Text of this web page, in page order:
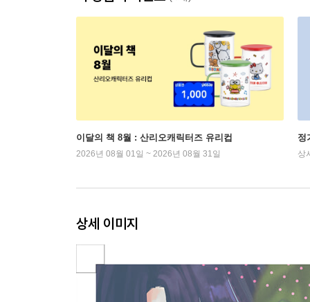
이달의 책 8월 : 산리오캐릭터즈 유리컵
2026년 08월 01일 ~ 2026년 08월 31일
정
상
상세 이미지